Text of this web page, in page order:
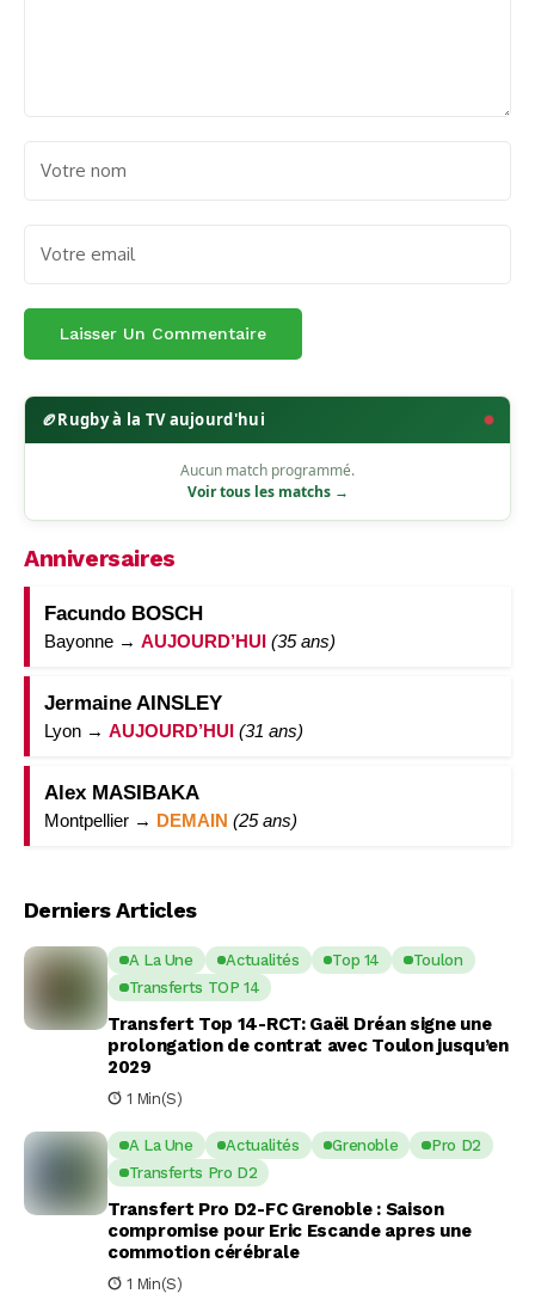
🏉Rugby à la TV aujourd'hui
Aucun match programmé.
Voir tous les matchs →
Anniversaires
Facundo BOSCH
Bayonne → AUJOURD’HUI (35 ans)
Jermaine AINSLEY
Lyon → AUJOURD’HUI (31 ans)
Alex MASIBAKA
Montpellier → DEMAIN (25 ans)
Derniers Articles
A La Une Actualités Top 14
Toulon
Transferts TOP 14
Transfert Top 14-RCT: Gaël Dréan signe une
prolongation de contrat avec Toulon jusqu’en
2029
1 Min(s)
A La Une Actualités Grenoble
Pro D2
Transferts Pro D2
Transfert Pro D2-FC Grenoble : Saison
compromise pour Eric Escande apres une
commotion cérébrale
1 Min(s)